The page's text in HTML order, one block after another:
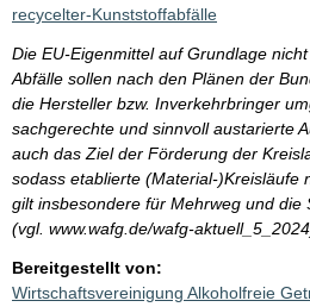
recycelter-Kunststoffabfälle
Die EU-Eigenmittel auf Grundlage
Abfälle sollen nach den Plänen der
die Hersteller bzw. Inverkehrbringer
sachgerechte und sinnvoll austarierte
auch das Ziel der Förderung der
sodass etablierte (Material-)Kreisläufe
gilt insbesondere für Mehrweg und die
(vgl. www.wafg.de/wafg-
Bereitgestellt von:
Wirtschaftsvereinigung Alkoholfreie